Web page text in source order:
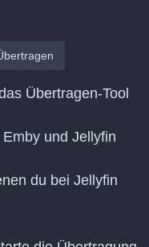
Übertragen-Tool
und Jellyfin
du bei Jellyfin